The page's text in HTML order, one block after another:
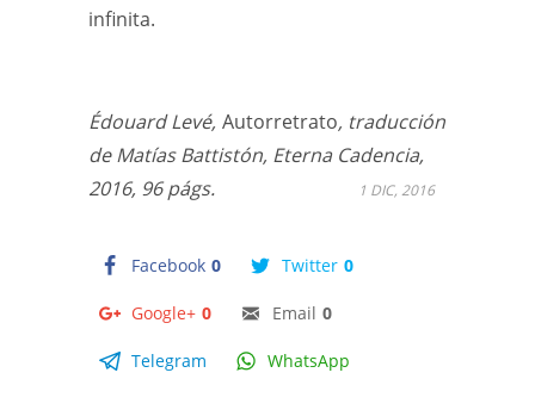
infinita.
Édouard Levé, Autorretrato, traducción
de Matías Battistón, Eterna Cadencia,
2016, 96 págs.
Facebook 0 Twitter 0
Google+ 0 Email 0
Telegram WhatsApp
1 DIC, 2016